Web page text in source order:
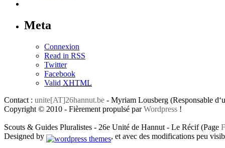
Meta
Connexion
Read in RSS
Twitter
Facebook
Valid XHTML
Contact : unite[AT]26hannut.be - Myriam Lousberg (Responsable
Copyright © 2010 - Fièrement propulsé parWordpress !
Scouts & Guides Pluralistes - 26e Unité de Hannut - Le Récif (Page
Designed by
, et avec des modifications peu